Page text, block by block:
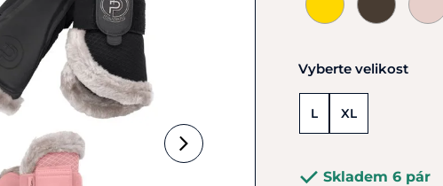
Vyberte velikost
L XL
Skladem 6 pár